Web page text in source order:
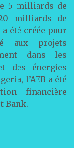
5 milliards de
milliards de
été créée pour
aux projets
dans les
des énergies
l’AEB a été
financière
Bank.